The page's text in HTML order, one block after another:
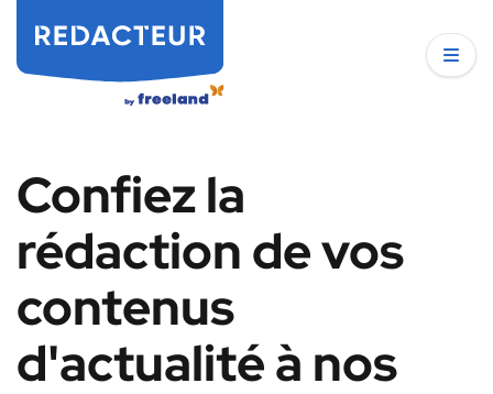
Confiez la
rédaction de vos
contenus
d'actualité à nos